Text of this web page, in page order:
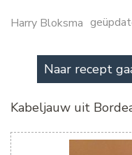
Harry Bloksma
Naar recept
Kabeljauw uit